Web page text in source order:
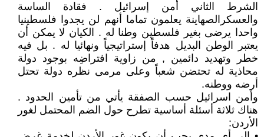
الشرط الثاني أمن إسرائيل . فقادة الساسة
والعسكرالصهاينة يعلمون تماما أنهم لن يجدوا فلسطينيا
واحدا يرضى بغير فلسطين وطنا له . الكيان لا يمكن أن
يعتبر الوطن البديل هدفاً إستراتيجياً ونهائيا له . بل فيه
خطر وتهديد دائمين , من زاوية افتراضِه بوجود دولة
محاذية له تحتضن شعباً وعلى مرمى نظره دولة تحتل
أرضه ووطنه.
وأمن اسرائيل حسب الصفقة يأتي من تأمين الحدود .
هناك ثلاثة أسئلة أساسية تطرح حول الضم المحتمل لغور
الأردن: